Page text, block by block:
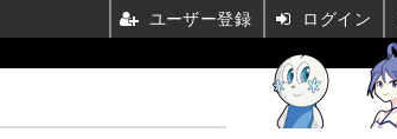
ユーザー登録 ログイン